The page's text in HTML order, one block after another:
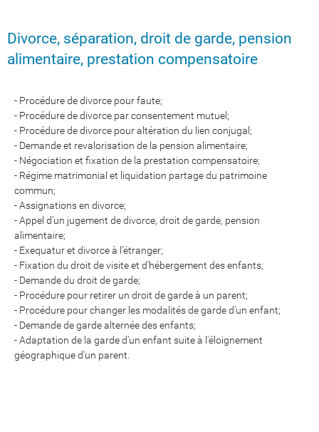
Divorce, séparation, droit de garde, pension
alimentaire, prestation compensatoire
- Procédure de divorce pour faute;
- Procédure de divorce par consentement mutuel;
- Procédure de divorce pour altération du lien conjugal;
- Demande et revalorisation de la pension alimentaire;
- Négociation et fixation de la prestation compensatoire;
- Régime matrimonial et liquidation partage du patrimoine
commun;
- Assignations en divorce;
- Appel d’un jugement de divorce, droit de garde, pension
alimentaire;
- Exequatur et divorce à l’étranger;
- Fixation du droit de visite et d’hébergement des enfants;
- Demande du droit de garde;
- Procédure pour retirer un droit de garde à un parent;
- Procédure pour changer les modalités de garde d'un enfant;
- Demande de garde alternée des enfants;
- Adaptation de la garde d'un enfant suite à l'éloignement
géographique d'un parent.